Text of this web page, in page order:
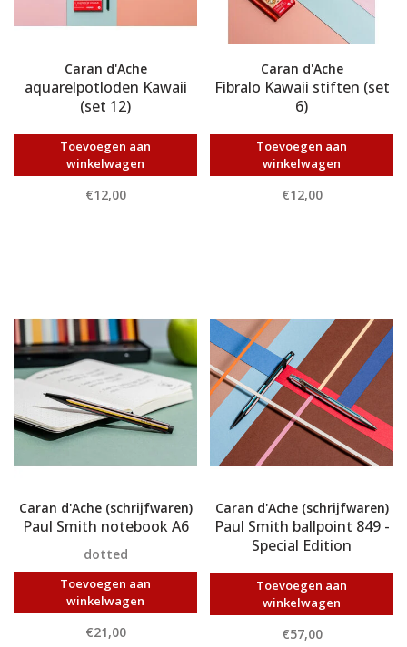
Caran d'Ache
aquarelpotloden Kawaii
(set 12)
Toevoegen aan
winkelwagen
€12,00
Caran d'Ache
Fibralo Kawaii stiften (set
6)
Toevoegen aan
winkelwagen
€12,00
Caran d'Ache (schrijfwaren)
Paul Smith notebook A6
dotted
Toevoegen aan
winkelwagen
€21,00
Caran d'Ache (schrijfwaren)
Paul Smith ballpoint 849 -
Special Edition
Toevoegen aan
winkelwagen
€57,00